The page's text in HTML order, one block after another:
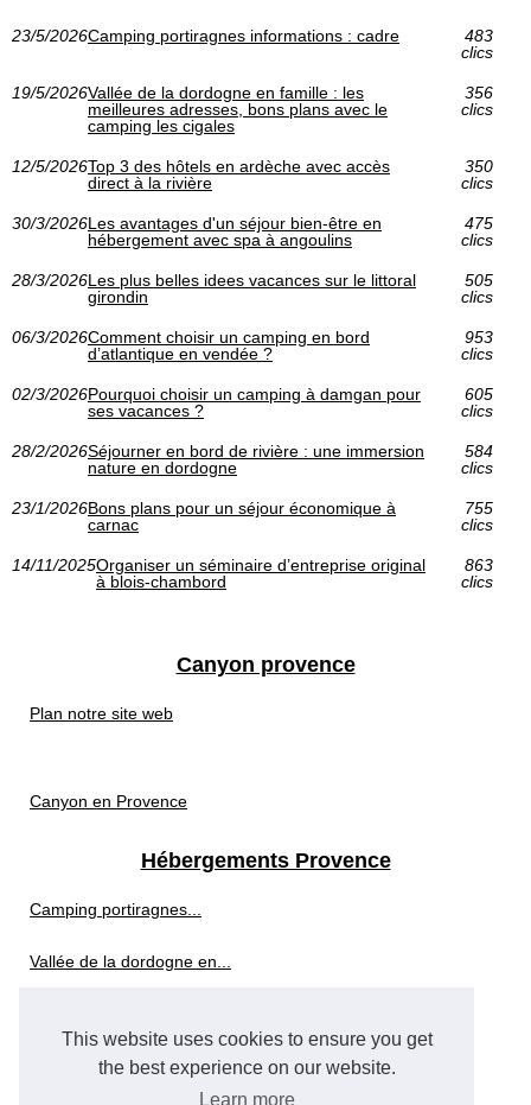
This website uses cookies to ensure you get
the best experience on our website.
Learn more
23/5/2026Camping portiragnes informations : cadre
483
clics
19/5/2026Vallée de la dordogne en famille : les
meilleures adresses, bons plans avec le
camping les cigales
356
clics
12/5/2026Top 3 des hôtels en ardèche avec accès
direct à la rivière
350
clics
30/3/2026Les avantages d'un séjour bien-être en
hébergement avec spa à angoulins
475
clics
28/3/2026Les plus belles idees vacances sur le littoral
girondin
505
clics
06/3/2026Comment choisir un camping en bord
d’atlantique en vendée ?
953
clics
02/3/2026Pourquoi choisir un camping à damgan pour
ses vacances ?
605
clics
28/2/2026Séjourner en bord de rivière : une immersion
nature en dordogne
584
clics
23/1/2026Bons plans pour un séjour économique à
carnac
755
clics
14/11/2025Organiser un séminaire d’entreprise original
à blois-chambord
863
clics
Canyon provence
Plan notre site web
Canyon en Provence
Hébergements Provence
Camping portiragnes...
Vallée de la dordogne en...
Les avantages d'un séjour...